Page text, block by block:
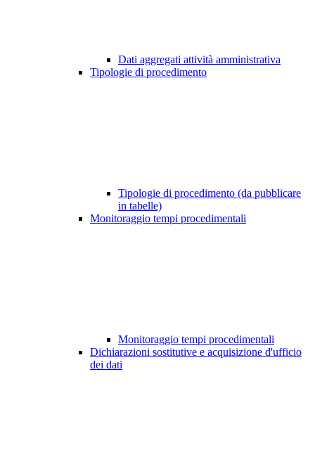
Dati aggregati attività amministrativa
Tipologie di procedimento
Tipologie di procedimento (da pubblicare
in tabelle)
Monitoraggio tempi procedimentali
Monitoraggio tempi procedimentali
Dichiarazioni sostitutive e acquisizione d'ufficio
dei dati